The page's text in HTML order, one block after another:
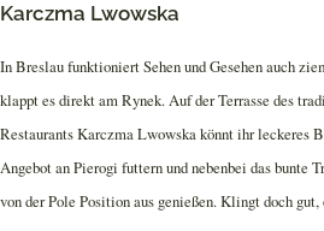
Karczma Lwowska
In Breslau funktioniert Sehen und Gesehen auch
klappt es direkt am Rynek. Auf der Terrasse des
Restaurants Karczma Lwowska könnt ihr leckeres
Angebot an Pierogi futtern und nebenbei das bunte
von der Pole Position aus genießen. Klingt doch gut,